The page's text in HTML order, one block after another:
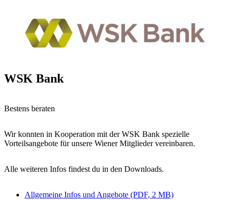
WSK Bank
Bestens beraten
Wir konnten in Kooperation mit der WSK Bank spezielle
Vorteilsangebote für unsere Wiener Mitglieder vereinbaren.
Alle weiteren Infos findest du in den Downloads.
Allgemeine Infos und Angebote (PDF, 2 MB)